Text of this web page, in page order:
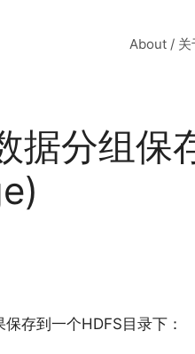
About / 关
据分组保
存到一个HDFS目录下：